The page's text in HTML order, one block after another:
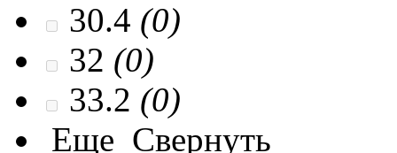
30.4 (0)
32 (0)
33.2 (0)
Еще Свернуть